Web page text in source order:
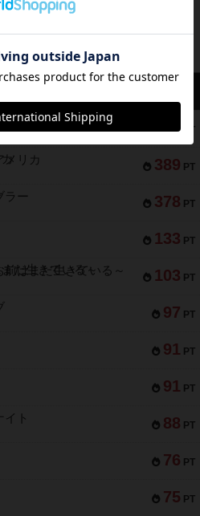
数 急上昇中
574 PT
389 PT
メリカ
378 PT
ラー
133 PT
103 PT
はまだ生きている～
97 PT
91 PT
91 PT
88 PT
ト
76 PT
75 PT